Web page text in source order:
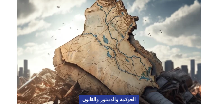
الحوكمة والدستور والقانون